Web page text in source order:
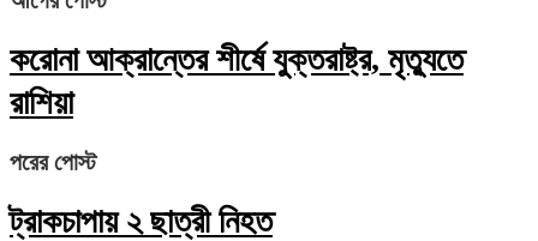
করোনা আক্রান্তের শীর্ষে যুক্তরাষ্ট্র, মৃত্যুতে
রাশিয়া
পরের পোস্ট
ট্রাকচাপায় ২ ছাত্রী নিহত